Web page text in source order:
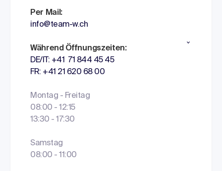
Per Mail:
info@team-w.ch
Während Öffnungszeiten:
DE/IT: +41 71 844 45 45
FR: +41 21 620 68 00
Montag - Freitag
08:00 - 12:15
13:30 - 17:30
Samstag
08:00 - 11:00